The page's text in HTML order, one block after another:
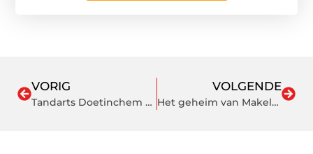
VORIG
Tandarts Doetinchem biedt je de zorg die je verdient
VOLGENDE
Het geheim van Makelaar Doetinchem dat de woningmarkt veroverde